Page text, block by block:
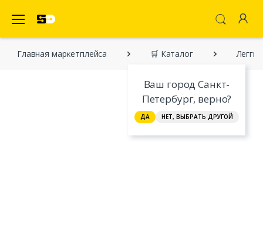
Ваш город Санкт-
Петербург, верно?
ДА НЕТ, ВЫБРАТЬ ДРУГОЙ
Главная марĸетплейса 🛒 Каталог